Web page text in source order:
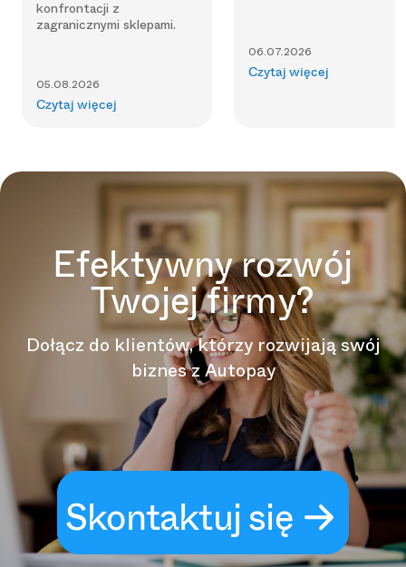
konfrontacji z
zagranicznymi sklepami.
05.08.2026
Czytaj więcej
06.07.2026
Czytaj więcej
Efektywny rozwój
Twojej firmy?
Dołącz do klientów, którzy rozwijają swój
biznes z Autopay
Skontaktuj się